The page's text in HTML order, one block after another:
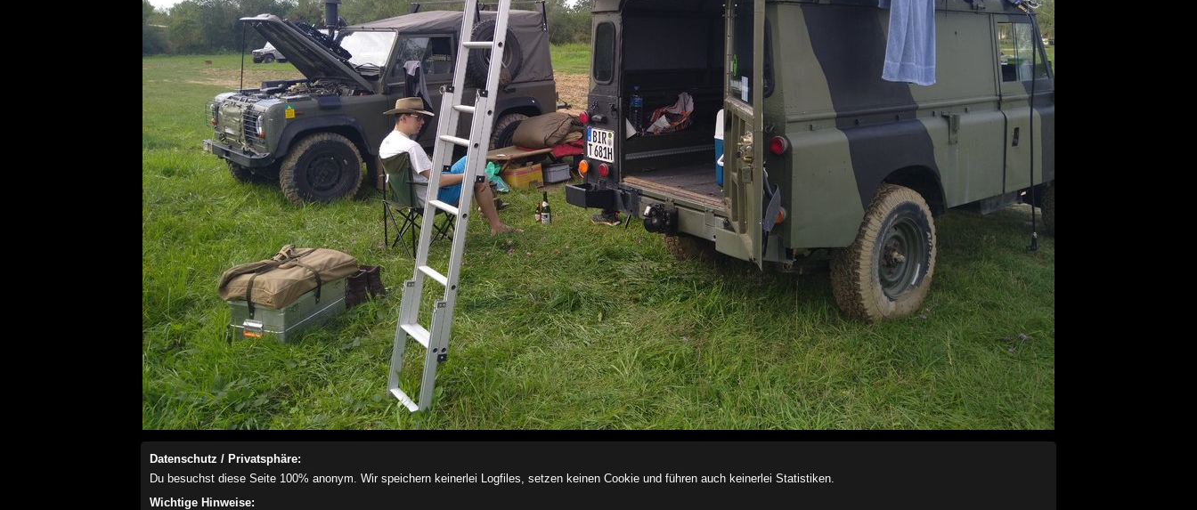
Datenschutz / Privatsphäre:
Du besuchst diese Seite 100% anonym. Wir speichern keinerlei Logfiles, setzen keinen Cookie und führen auch keinerlei Statistiken.
Wichtige Hinweise: